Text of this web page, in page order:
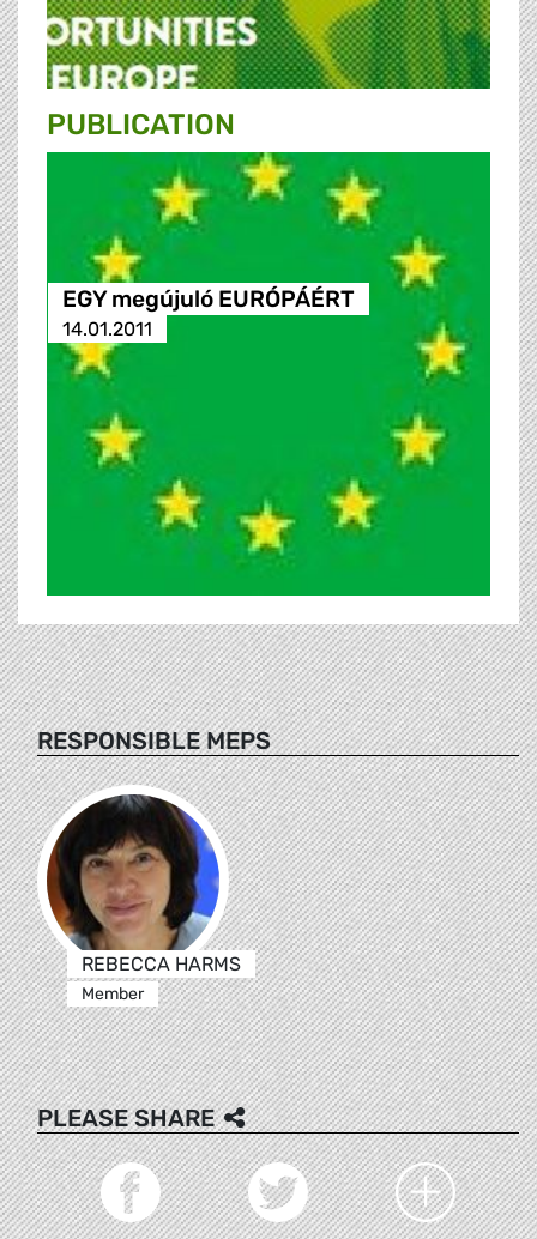
PUBLICATION
EGY megújuló EURÓPÁÉRT
14.01.2011
RESPONSIBLE MEPS
REBECCA HARMS
Member
PLEASE SHARE